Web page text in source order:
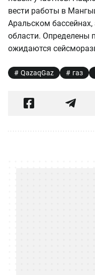
вести работы в
Аральском
области. Определены
ожидаются
QazaqGaz газ